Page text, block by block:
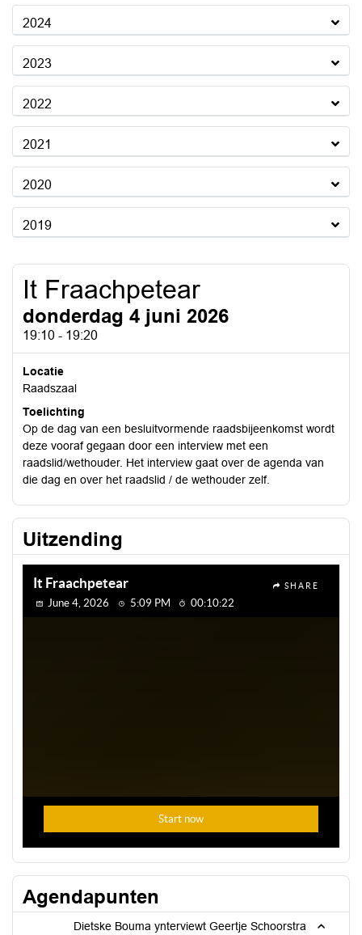
2024
2023
2022
2021
2020
2019
It Fraachpetear
donderdag 4 juni 2026
19:10 - 19:20
Locatie
Raadszaal
Toelichting
Op de dag van een besluitvormende raadsbijeenkomst wordt
deze vooraf gegaan door een interview met een
raadslid/wethouder. Het interview gaat over de agenda van
die dag en over het raadslid / de wethouder zelf.
Uitzending
Agendapunten
Dietske Bouma ynterviewt Geertje Schoorstra